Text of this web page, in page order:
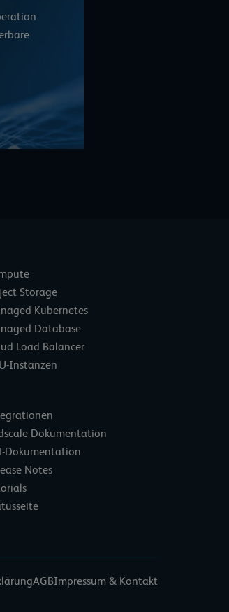
Storage
Kubernetes
Database
Load Balancer
Instanzen
Dokumentation
Dokumentation
Notes
AGBImpressum & Kontakt